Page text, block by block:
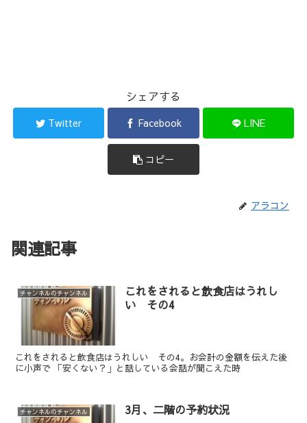
シェアする
Twitter Facebook LINE
コピー
アラコン
関連記事
チャンネルのチャンネル
これをされると飲食店はうれし
い その4
これをされると飲食店はうれしい その4。お会計の金額を伝えた後
に小声で 「安くない？」と話している会話が聞こえた時
チャンネルのチャンネル 3月、二階の予約状況